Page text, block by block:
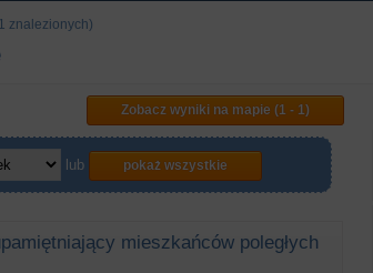
znalezionych)
Zobacz wyniki na mapie (1 - 1)
lub pokaż wszystkie
mieszkańców poległych